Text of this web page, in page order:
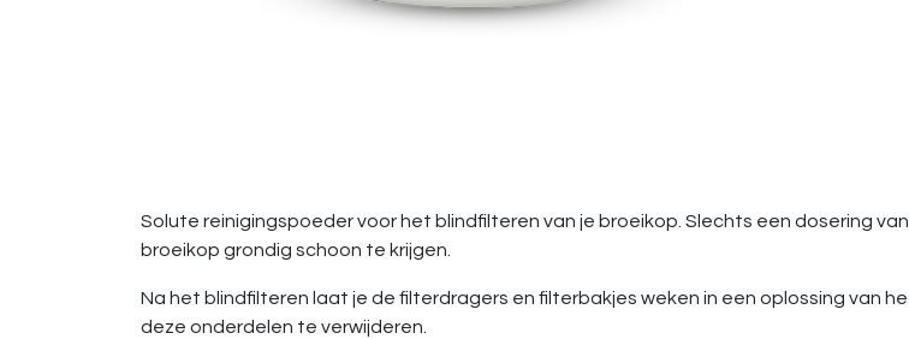
Solute reinigingspoeder voor het blindfilteren van je broeikop. Slechts een dosering
broeikop grondig schoon te krijgen.
Na het blindfilteren laat je de filterdragers en filterbakjes weken in een oplossing van
deze onderdelen te verwijderen.